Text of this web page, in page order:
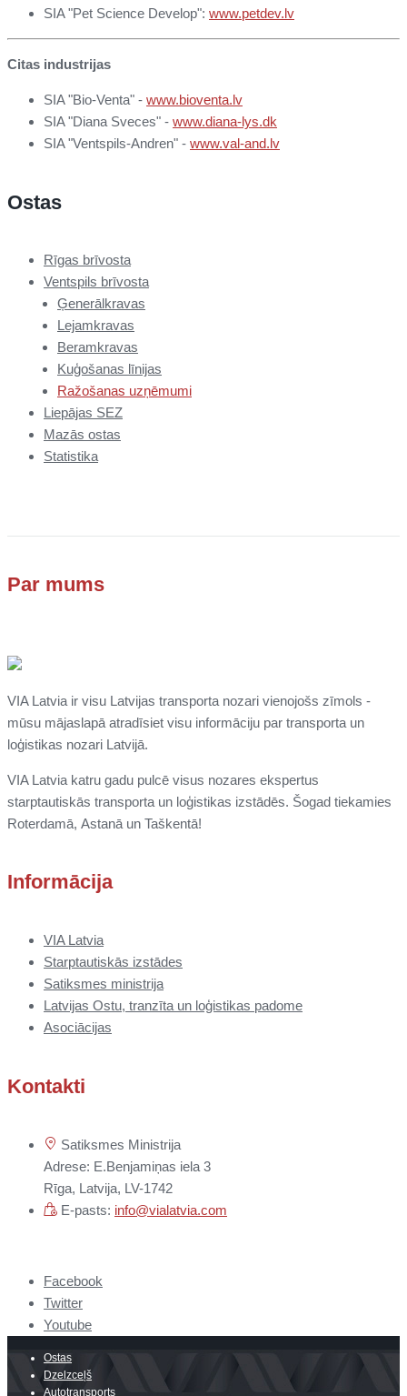
SIA "Pet Science Develop": www.petdev.lv
Citas industrijas
SIA "Bio-Venta" - www.bioventa.lv
SIA "Diana Sveces" - www.diana-lys.dk
SIA "Ventspils-Andren" - www.val-and.lv
Ostas
Rīgas brīvosta
Ventspils brīvosta
Ģenerālkravas
Lejamkravas
Beramkravas
Kuģošanas līnijas
Ražošanas uzņēmumi
Liepājas SEZ
Mazās ostas
Statistika
Par mums
VIA Latvia ir visu Latvijas transporta nozari vienojošs zīmols -
mūsu mājaslapā atradīsiet visu informāciju par transporta un
loģistikas nozari Latvijā.
VIA Latvia katru gadu pulcē visus nozares ekspertus
starptautiskās transporta un loģistikas izstādēs. Šogad tiekamies
Roterdamā, Astanā un Taškentā!
Informācija
VIA Latvia
Starptautiskās izstādes
Satiksmes ministrija
Latvijas Ostu, tranzīta un loģistikas padome
Asociācijas
Kontakti
Satiksmes Ministrija
Adrese: E.Benjamiņas iela 3
Rīga, Latvija, LV-1742
E-pasts: info@vialatvia.com
Facebook
Twitter
Youtube
Ostas
Dzelzceļš
Autotransports